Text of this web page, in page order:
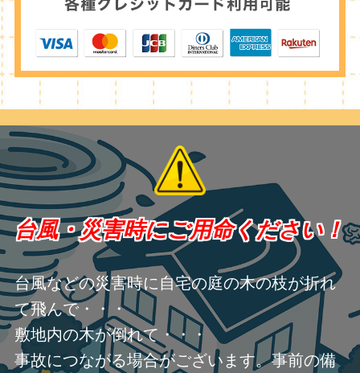
台風・災害時にご用命ください！
台風などの災害時に自宅の庭の木の枝が折れ
て飛んで・・・
敷地内の木が倒れて・・・
事故につながる場合がございます。事前の備